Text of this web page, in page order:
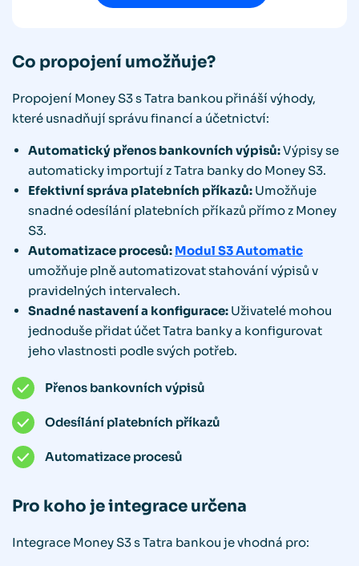
Co propojení umožňuje?
Propojení Money S3 s Tatra bankou přináší výhody,
které usnadňují správu financí a účetnictví:
Automatický přenos bankovních výpisů:Výpisy se
automaticky importují z Tatra banky do Money S3.
Efektivní správa platebních příkazů: Umožňuje
snadné odesílání platebních příkazů přímo z Money
S3.
Automatizace procesů: Modul S3 Automatic
umožňuje plně automatizovat stahování výpisů v
pravidelných intervalech.
Snadné nastavení a konfigurace: Uživatelé mohou
jednoduše přidat účet Tatra banky a konfigurovat
jeho vlastnosti podle svých potřeb.
Přenos bankovních výpisů
Odesílání platebních příkazů
Automatizace procesů
Pro koho je integrace určena
Integrace Money S3 s Tatra bankou je vhodná pro: